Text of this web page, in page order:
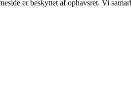
er beskyttet af ophavsret. Vi